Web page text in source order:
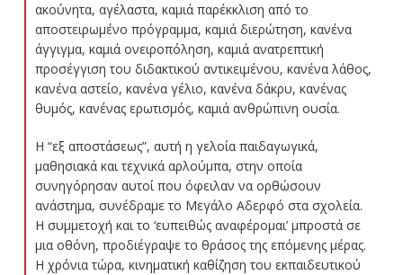
ακούνητα, αγέλαστα, καμιά παρέκκλιση από το
αποστειρωμένο πρόγραμμα, καμιά διερώτηση, κανένα
άγγιγμα, καμιά ονειροπόληση, καμιά ανατρεπτική
προσέγγιση του διδακτικού αντικειμένου, κανένα λάθος,
κανένα αστείο, κανένα γέλιο, κανένα δάκρυ, κανένας
θυμός, κανένας ερωτισμός, καμιά ανθρώπινη ουσία.
Η “εξ αποστάσεως”, αυτή η γελοία παιδαγωγικά,
μαθησιακά και τεχνικά αρλούμπα, στην οποία
συνηγόρησαν αυτοί που όφειλαν να ορθώσουν
ανάστημα, συνέδραμε το Μεγάλο Αδερφό στα σχολεία.
Η συμμετοχή και το ‘ευπειθώς αναφέρομαι’ μπροστά σε
μια οθόνη, προδιέγραψε το θράσος της επόμενης μέρας.
Η χρόνια τώρα, κινηματική καθίζηση του εκπαιδευτικού